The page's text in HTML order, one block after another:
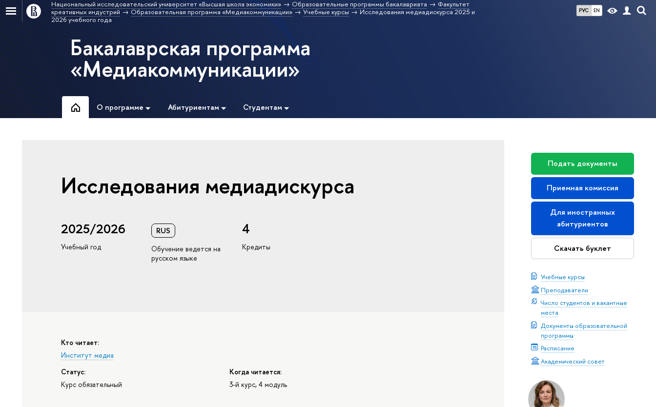
РУС EN
Национальный исследовательский университет «Высшая школа экономики» Образовательные программы бакалавриата
Факультет
креативных индустрий
Образовательная программа «Медиакоммуникации» Учебные курсы
Исследования медиадискурса 2025 и
2026 учебного года
Бакалаврская программа
«Медиакоммуникации»
О программе Абитуриентам Студентам
Подать документы
Приемная комиссия
Для иностранных
абитуриентов
Скачать буклет
Учебные курсы
Преподаватели
Число студентов и вакантные
места
Документы образовательной
программы
Расписание
Академический совет
Исследования медиадискурса
2025/2026
Учебный год
RUS
Обучение ведется на
русском языке
4
Кредиты
Кто читает:
Институт медиа
Статус:
Курс обязательный
Когда читается:
3-й курс, 4 модуль